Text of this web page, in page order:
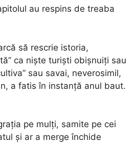
au respins de treaba
să rescrie istoria,
ca niște turiști obișnuiți sau
sau savai, neverosimil,
a fatis în instanță anul baut.
pe mulți, samite pe cei
și ar a merge închide